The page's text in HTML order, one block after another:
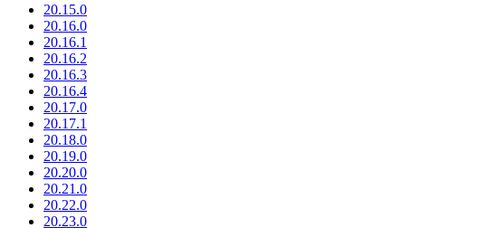
20.15.0
20.16.0
20.16.1
20.16.2
20.16.3
20.16.4
20.17.0
20.17.1
20.18.0
20.19.0
20.20.0
20.21.0
20.22.0
20.23.0